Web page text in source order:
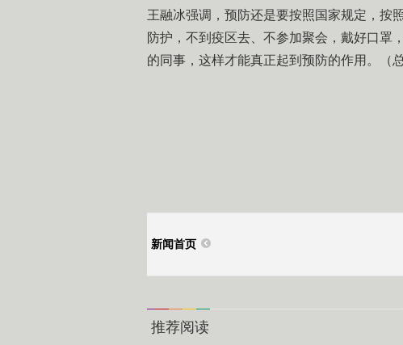
王融冰强调，预防还是要按照国家规定，按
防护，不到疫区去、不参加聚会，戴好口罩
的同事，这样才能真正起到预防的作用。（
新闻首页
推荐阅读